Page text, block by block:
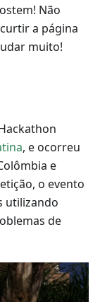
Não
a página
muito!
, e ocorreu
e
o evento
utilizando
de